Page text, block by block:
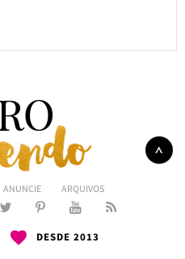
ANUNCIE ARQUIVOS
DESDE 2013